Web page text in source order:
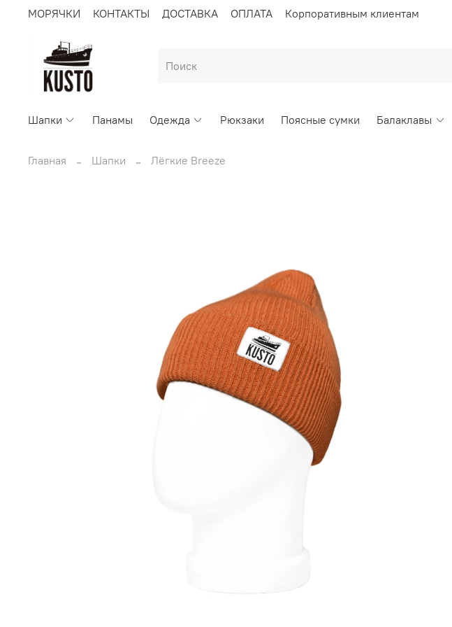
МОРЯЧКИ КОНТАКТЫ ДОСТАВКА ОПЛАТА Корпоративным клиентам
Шапки Панамы Одежда Рюкзаки Поясные сумки Балаклавы
Главная Шапки Лёгкие Breeze